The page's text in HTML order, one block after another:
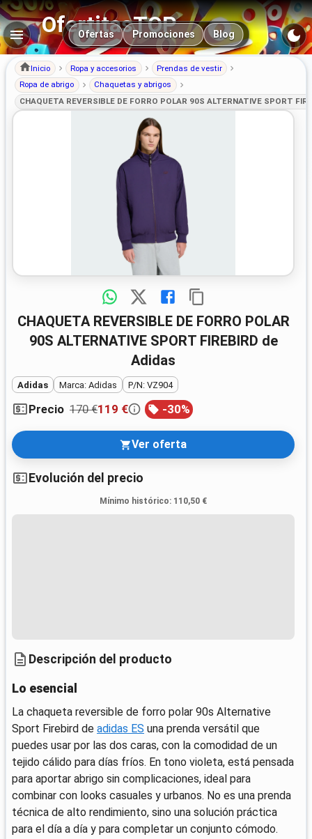
OfertitasTOP
Navegación principal
Ofertas Promociones Blog
Inicio Ropa y accesorios
Prendas de vestir
Ropa de abrigo
Chaquetas y abrigos
CHAQUETA REVERSIBLE DE FORRO POLAR 90S ALTERNATIVE SPORT
CHAQUETA REVERSIBLE DE FORRO POLAR
90S ALTERNATIVE SPORT FIREBIRD de
Adidas
Adidas Marca: Adidas P/N: VZ904
Precio 170 €119 € -30%
Ver oferta
Evolución del precio
Mínimo histórico: 110,50 €
Descripción del producto
Lo esencial
La chaqueta reversible de forro polar 90s Alternative
Sport Firebird de adidas ES una prenda versátil que
puedes usar por las dos caras, con la comodidad de un
tejido cálido para días fríos. En tono violeta, está pensada
para aportar abrigo sin complicaciones, ideal para
combinar con looks casuales y urbanos. No es una prenda
técnica de alto rendimiento, sino una solución práctica
para el día a día y para completar un conjunto cómodo.